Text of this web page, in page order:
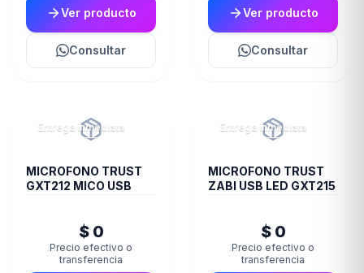
Ver producto
Consultar
Ver producto
Consultar
Entrega inmediata
MICROFONO TRUST
GXT212 MICO USB
$ 0
Precio efectivo o
transferencia
Entrega inmediata
MICROFONO TRUST
ZABI USB LED GXT215
$ 0
Precio efectivo o
transferencia